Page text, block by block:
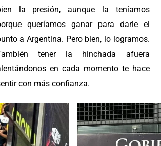
la presión, aunque la teníamos
queríamos ganar para darle el
a Argentina. Pero bien, lo logramos.
tener la hinchada afuera
en cada momento te hace
con más confianza.